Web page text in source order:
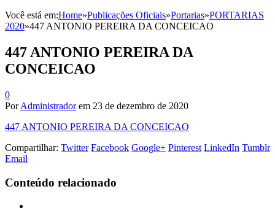
Você está em:Home»Publicações Oficiais»Portarias»PORTARIAS
2020»447 ANTONIO PEREIRA DA CONCEICAO
447 ANTONIO PEREIRA DA
CONCEICAO
0
PorAdministrador em 23 de dezembro de 2020
447 ANTONIO PEREIRA DA CONCEICAO
Compartilhar: Twitter Facebook Google+ Pinterest LinkedIn Tumblr
Email
Conteúdo relacionado